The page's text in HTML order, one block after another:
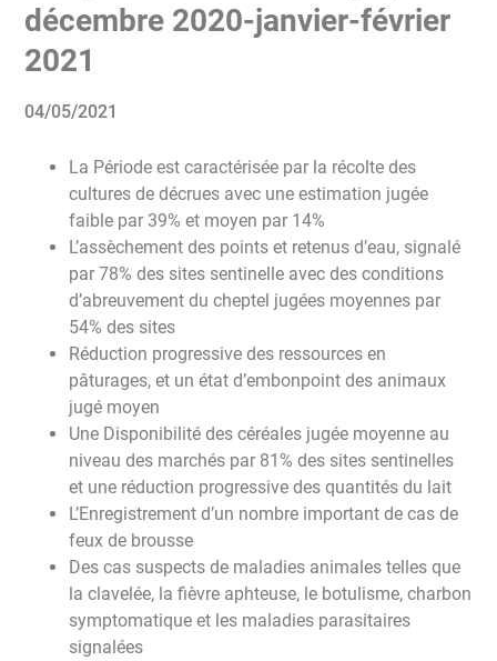
décembre 2020-janvier-février
2021
04/05/2021
La Période est caractérisée par la récolte des
cultures de décrues avec une estimation jugée
faible par 39% et moyen par 14%
L’assèchement des points et retenus d’eau, signalé
par 78% des sites sentinelle avec des conditions
d’abreuvement du cheptel jugées moyennes par
54% des sites
Réduction progressive des ressources en
pâturages, et un état d’embonpoint des animaux
jugé moyen
Une Disponibilité des céréales jugée moyenne au
niveau des marchés par 81% des sites sentinelles
et une réduction progressive des quantités du lait
L’Enregistrement d’un nombre important de cas de
feux de brousse
Des cas suspects de maladies animales telles que
la clavelée, la fièvre aphteuse, le botulisme, charbon
symptomatique et les maladies parasitaires
signalées